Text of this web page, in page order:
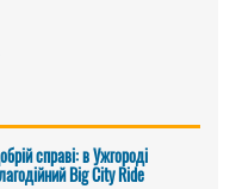
справі: в Ужгороді
Big City Ride